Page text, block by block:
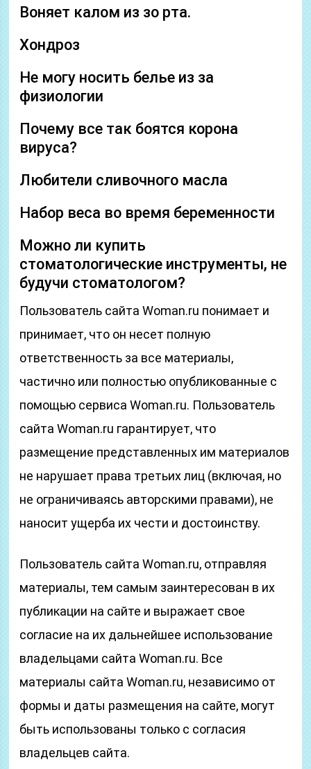
Воняет калом из зо рта.
Хондроз
Не могу носить белье из за
физиологии
Почему все так боятся корона
вируса?
Любители сливочного масла
Набор веса во время беременности
Можно ли купить
стоматологические инструменты, не
будучи стоматологом?
Пользователь сайта Woman.ru понимает и
принимает, что он несет полную
ответственность за все материалы,
частично или полностью опубликованные с
помощью сервиса Woman.ru. Пользователь
сайта Woman.ru гарантирует, что
размещение представленных им материалов
не нарушает права третьих лиц (включая, но
не ограничиваясь авторскими правами), не
наносит ущерба их чести и достоинству.
Пользователь сайта Woman.ru, отправляя
материалы, тем самым заинтересован в их
публикации на сайте и выражает свое
согласие на их дальнейшее использование
владельцами сайта Woman.ru. Все
материалы сайта Woman.ru, независимо от
формы и даты размещения на сайте, могут
быть использованы только с согласия
владельцев сайта.